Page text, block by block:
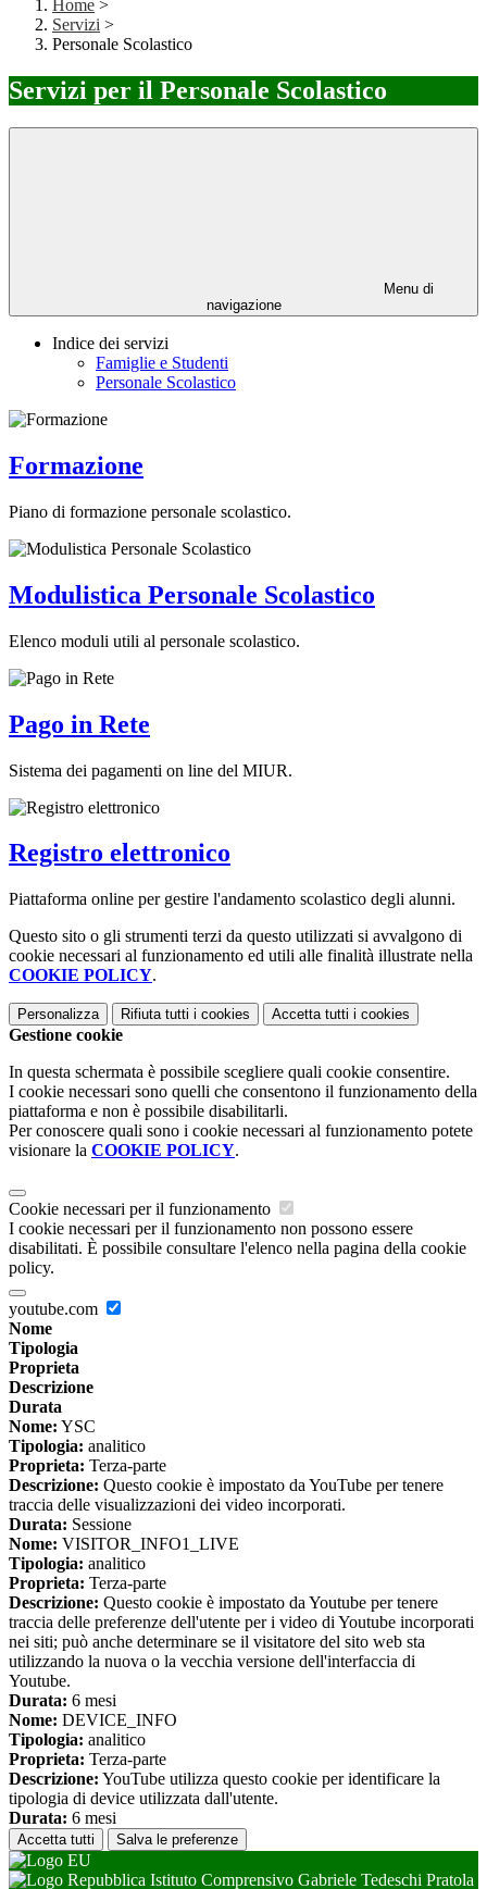
Home >
Servizi >
Personale Scolastico
Servizi per il Personale Scolastico
Menu di
navigazione
Indice dei servizi
Famiglie e Studenti
Personale Scolastico
Formazione
Piano di formazione personale scolastico.
Modulistica Personale Scolastico
Elenco moduli utili al personale scolastico.
Pago in Rete
Sistema dei pagamenti on line del MIUR.
Registro elettronico
Piattaforma online per gestire l'andamento scolastico degli alunni.
Questo sito o gli strumenti terzi da questo utilizzati si avvalgono di
cookie necessari al funzionamento ed utili alle finalità illustrate nella
COOKIE POLICY.
Personalizza Rifiuta tutti i cookies Accetta tutti i cookies
Gestione cookie
In questa schermata è possibile scegliere quali cookie consentire.
I cookie necessari sono quelli che consentono il funzionamento della
piattaforma e non è possibile disabilitarli.
Per conoscere quali sono i cookie necessari al funzionamento potete
visionare la COOKIE POLICY.
Cookie necessari per il funzionamento
I cookie necessari per il funzionamento non possono essere
disabilitati. È possibile consultare l'elenco nella pagina della cookie
policy.
youtube.com
Nome
Tipologia
Proprieta
Descrizione
Durata
Nome: YSC
Tipologia: analitico
Proprieta: Terza-parte
Descrizione: Questo cookie è impostato da YouTube per tenere
traccia delle visualizzazioni dei video incorporati.
Durata: Sessione
Nome: VISITOR_INFO1_LIVE
Tipologia: analitico
Proprieta: Terza-parte
Descrizione: Questo cookie è impostato da Youtube per tenere
traccia delle preferenze dell'utente per i video di Youtube incorporati
nei siti; può anche determinare se il visitatore del sito web sta
utilizzando la nuova o la vecchia versione dell'interfaccia di
Youtube.
Durata: 6 mesi
Nome: DEVICE_INFO
Tipologia: analitico
Proprieta: Terza-parte
Descrizione: YouTube utilizza questo cookie per identificare la
tipologia di device utilizzata dall'utente.
Durata: 6 mesi
Accetta tutti Salva le preferenze
Istituto Comprensivo Gabriele Tedeschi Pratola